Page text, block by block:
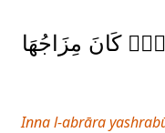
كَانَ مِزَاجُهَا
Inna l-abrāra